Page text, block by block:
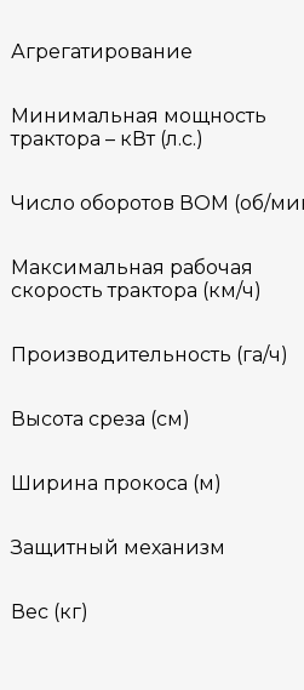
Агрегатирование
Минимальная мощность
трактора – кВт (л.с.)
Число оборотов ВОМ (об/
Максимальная рабочая
скорость трактора (км/ч)
Производительность (га/ч)
Высота среза (cм)
Ширина прокоса (м)
Защитный механизм
Вес (кг)